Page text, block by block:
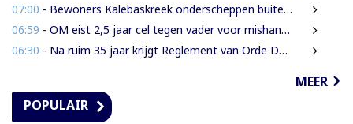
07:00 - Bewoners Kalebaskreek onderscheppen buitenlanders met illegaal geweer en communicatieapparatuur
06:59 - OM eist 2,5 jaar cel tegen vader voor mishandeling en verwaarlozing van gezin
06:30 - Na ruim 35 jaar krijgt Reglement van Orde DNA grondige herziening
MEER
POPULAIR